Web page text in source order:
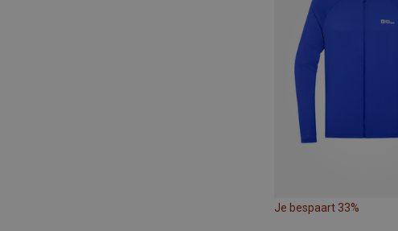
Je bespaart 33%